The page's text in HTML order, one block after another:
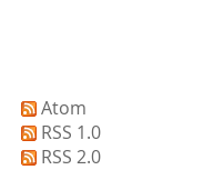
Atom
RSS 1.0
RSS 2.0